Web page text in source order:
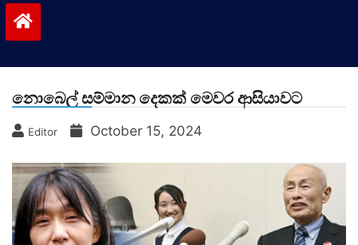
නොබෙල් සම්මාන දෙකක් මෙවර ආසියාවට
Editor October 15, 2024